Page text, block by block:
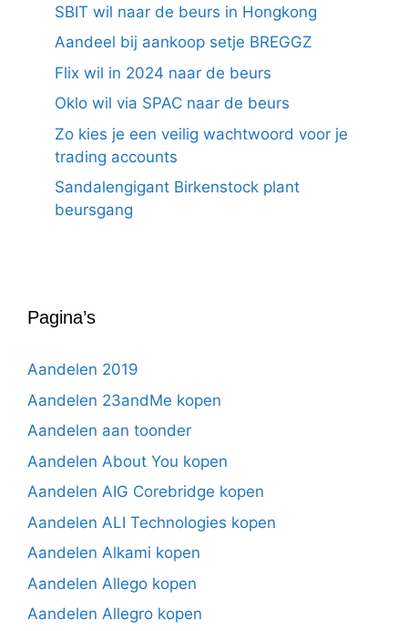
SBIT wil naar de beurs in Hongkong
Aandeel bij aankoop setje BREGGZ
Flix wil in 2024 naar de beurs
Oklo wil via SPAC naar de beurs
Zo kies je een veilig wachtwoord voor je
trading accounts
Sandalengigant Birkenstock plant
beursgang
Pagina’s
Aandelen 2019
Aandelen 23andMe kopen
Aandelen aan toonder
Aandelen About You kopen
Aandelen AIG Corebridge kopen
Aandelen ALI Technologies kopen
Aandelen Alkami kopen
Aandelen Allego kopen
Aandelen Allegro kopen